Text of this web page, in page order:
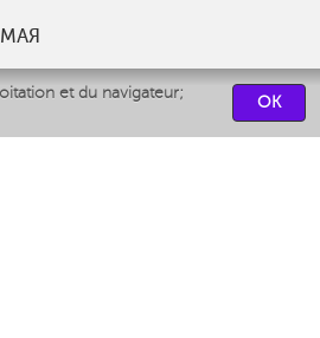
et du navigateur;
OK